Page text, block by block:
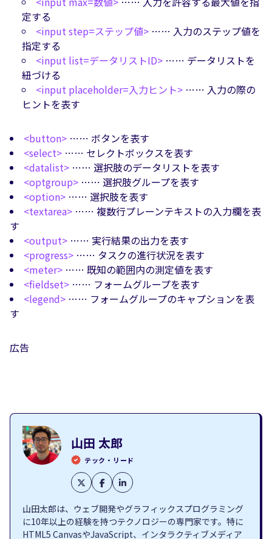
定する
<input step=ステップ値> …… 入力のステップ値を
指定する
<input list=データリストID> …… データリストを
紐づける
<input placeholder=入力ヒント> …… 入力の際の
ヒントを表す
<button> …… ボタンを表す
<select> …… セレクトボックスを表す
<datalist> …… 選択肢のデータリストを表す
<optgroup> …… 選択肢グループを表す
<option> …… 選択肢を表す
<textarea> …… 複数行プレーンテキストの入力欄を表
す
<output> …… 実行結果の出力を表す
<progress> …… タスクの進行状況を表す
<meter> …… 既知の範囲内の測定値を表す
<fieldset> …… フォームグループを表す
<legend> …… フォームグループのキャプションを表
す
広告
山田 太郎
テック・リード
山田太郎は、ウェブ開発やグラフィックスプログラミング
に10年以上の経験を持つテクノロジーの専門家です。特に
HTML5 CanvasやJavaScript、インタラクティブメディア